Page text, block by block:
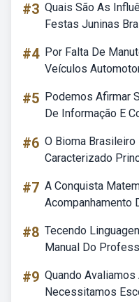
#3 Quais São As
Festas Juninas
#4 Por Falta De
Veículos
#5 Podemos Afirmar
De Informação E
#6 O Bioma Brasileiro
Caracterizado
#7 A Conquista
Acompanhamento
#8 Tecendo
Manual Do
#9 Quando
Necessitamos